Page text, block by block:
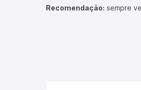
Recomendação: sempre